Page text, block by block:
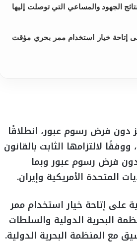
الجهود والمساعي التي توصلت إليها
إتاحة خيار استخدام ممر بحري مؤقت
فرض رسوم عبور، انطلاقًا
لالتزامها الثابت بالقانون
فرض رسوم عبور وبما
المتحدة الأمريكية وإيران.
على إتاحة خيار استخدام ممر
البحرية الدولية والسلطات
مع المنظمة البحرية الدولية.